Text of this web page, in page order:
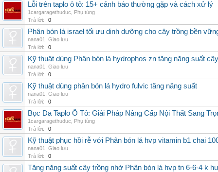
Lỗi trên taplo ô tô: 15+ cảnh báo thường gặp và cách xử lý
1cargaragethuduc
Phụ tùng
Trả lời:
0
Phân bón lá israel tối ưu dinh dưỡng cho cây trồng bền
nana01
Giao lưu
Trả lời:
0
Kỹ thuật dùng Phân bón lá hydrophos zn tăng năng suất cây
nana01
Giao lưu
Trả lời:
0
Kỹ thuật dùng phân bón lá hydro fulvic tăng năng suất
nana01
Giao lưu
Trả lời:
0
Bọc Da Taplo Ô Tô: Giải Pháp Nâng Cấp Nội Thất Sang
1cargaragethuduc
Phụ tùng
Trả lời:
0
Kỹ thuật phục hồi rễ với Phân bón lá hvp vitamin b1 chai
nana01
Giao lưu
Trả lời:
0
Tăng năng suất cây trồng nhờ Phân bón lá hvp tn 6-6-4 k